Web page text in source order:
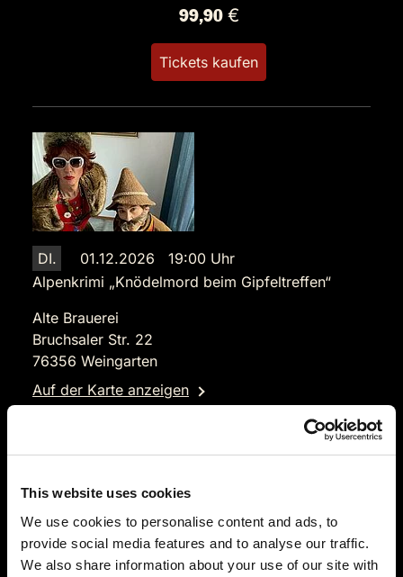
This website uses cookies
We use cookies to personalise content and ads, to
provide social media features and to analyse our traffic.
We also share information about your use of our site with
99,90 €
Tickets kaufen
DI.
01.12.2026 19:00 Uhr
Alpenkrimi „Knödelmord beim Gipfeltreffen“
Alte Brauerei
Bruchsaler Str. 22
76356 Weingarten
Auf der Karte anzeigen